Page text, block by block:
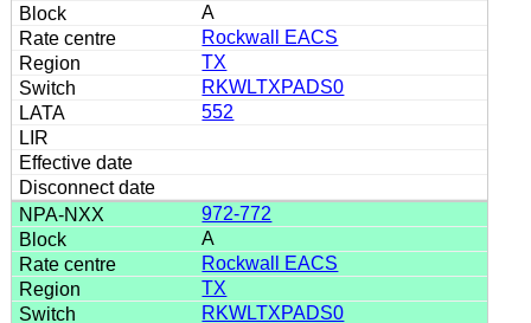
A
Rockwall EACS
TX
RKWLTXPADS0
552
972-772
A
Rockwall EACS
TX
RKWLTXPADS0